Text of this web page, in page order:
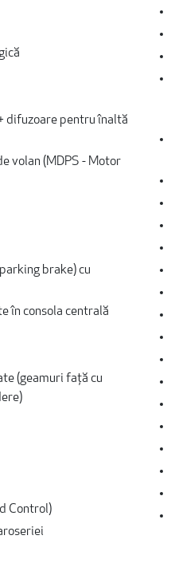
difuzoare pentru înaltă
volan (MDPS - Motor
brake) cu
în consola centrală
(geamuri față cu
Control)